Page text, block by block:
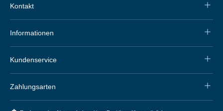
Kontakt
Informationen
Kundenservice
Zahlungsarten